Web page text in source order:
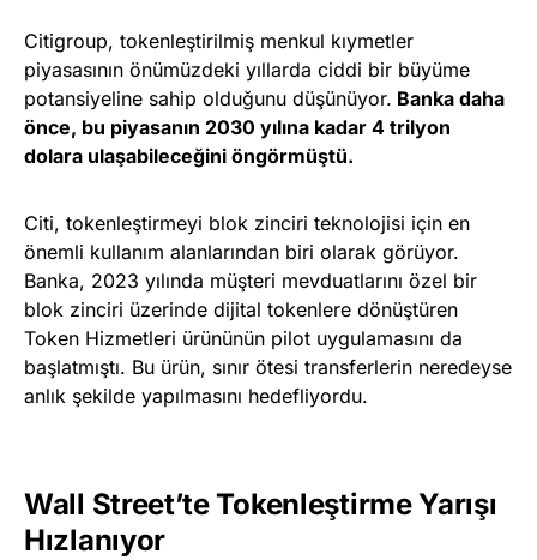
Citigroup, tokenleştirilmiş menkul kıymetler
piyasasının önümüzdeki yıllarda ciddi bir büyüme
potansiyeline sahip olduğunu düşünüyor. Banka daha
önce, bu piyasanın 2030 yılına kadar 4 trilyon
dolara ulaşabileceğini öngörmüştü.
Citi, tokenleştirmeyi blok zinciri teknolojisi için en
önemli kullanım alanlarından biri olarak görüyor.
Banka, 2023 yılında müşteri mevduatlarını özel bir
blok zinciri üzerinde dijital tokenlere dönüştüren
Token Hizmetleri ürününün pilot uygulamasını da
başlatmıştı. Bu ürün, sınır ötesi transferlerin neredeyse
anlık şekilde yapılmasını hedefliyordu.
Wall Street’te Tokenleştirme Yarışı
Hızlanıyor